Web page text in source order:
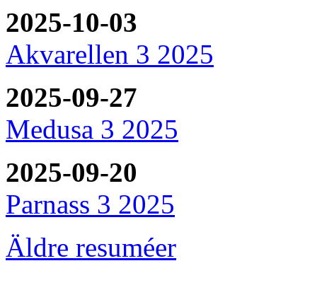
2025-10-03
Akvarellen 3 2025
2025-09-27
Medusa 3 2025
2025-09-20
Parnass 3 2025
Äldre resuméer